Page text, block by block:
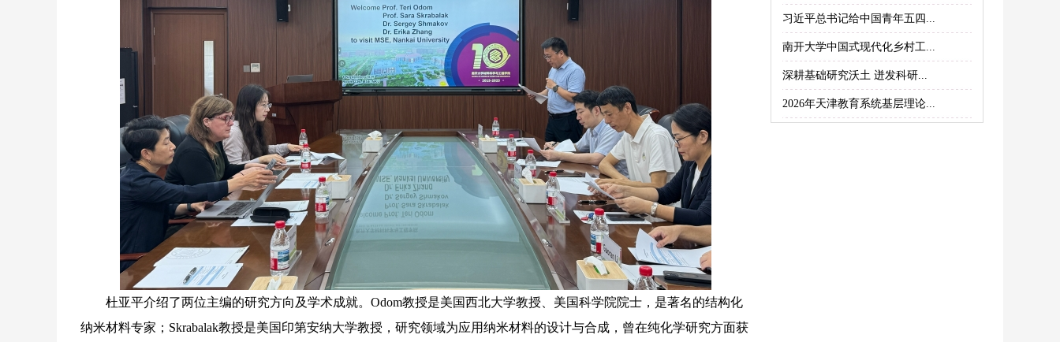
杜亚平介绍了两位主编的研究方向及学术成就。Odom教授是美国西北大学教授、美国科学院院士，是著名的结构化
纳米材料专家；Skrabalak教授是美国印第安纳大学教授，研究领域为应用纳米材料的设计与合成，曾在纯化学研究方面获
习近平总书记给中国青年五四...
南开大学中国式现代化乡村工...
深耕基础研究沃土 迸发科研...
2026年天津教育系统基层理论...